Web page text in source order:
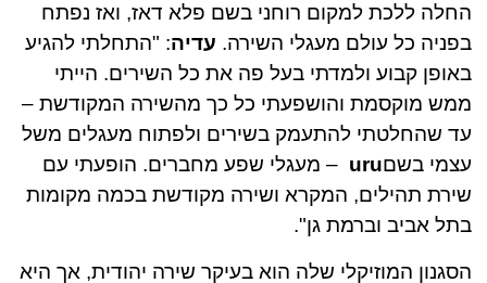
החלה ללכת למקום רוחני בשם פלא דאז, ואז נפתח
בפניה כל עולם מעגלי השירה. עדיה: "התחלתי להגיע
באופן קבוע ולמדתי בעל פה את כל השירים. הייתי
ממש מוקסמת והושפעתי כל כך מהשירה המקודשת –
עד שהחלטתי להתעמק בשירים ולפתוח מעגלים משל
עצמי בשםuru – מעגלי שפע מחברים. הופעתי עם
שירת תהילים, המקרא ושירה מקודשת בכמה מקומות
בתל אביב וברמת גן".
הסגנון המוזיקלי שלה הוא בעיקר שירה יהודית, אך היא